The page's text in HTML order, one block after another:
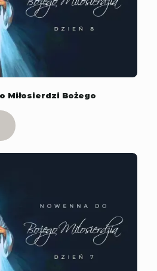
Miłosierdzi Bożego